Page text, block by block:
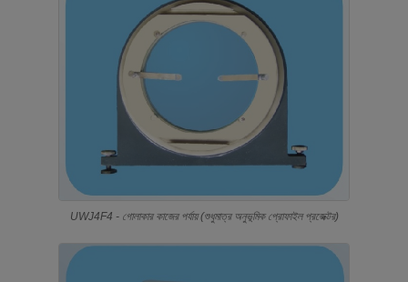
UWJ4F4 - গোলাকার কাজের পর্যায় (শুধুমাত্র অনুভূমিক প্রোফাইল প্রজেক্টর)